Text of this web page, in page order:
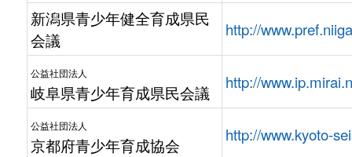
新潟県青少年健全育成県民
会議
http://
公益社団法人
岐阜県青少年育成県民会議
http://
公益社団法人
京都府青少年育成協会
http://www.kyoto-